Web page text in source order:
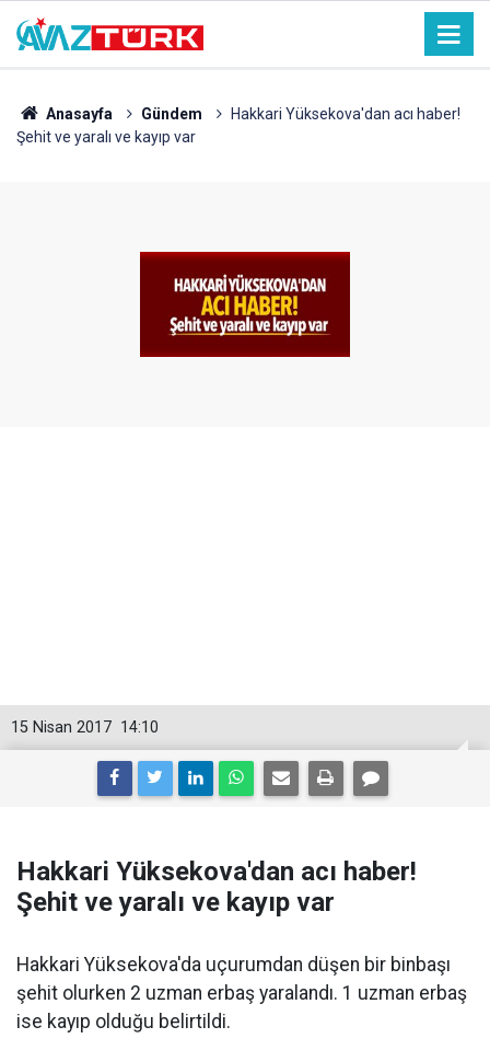
Anasayfa Gündem
Hakkari Yüksekova'dan acı haber!
Şehit ve yaralı ve kayıp var
14:10
15 Nisan 2017
Hakkari Yüksekova'dan acı haber!
Şehit ve yaralı ve kayıp var
Hakkari Yüksekova'da uçurumdan düşen bir binbaşı
şehit olurken 2 uzman erbaş yaralandı. 1 uzman erbaş
ise kayıp olduğu belirtildi.